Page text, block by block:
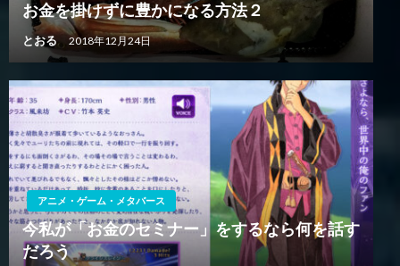
お金を掛けずに豊かになる方法２
とおる 2018年12月24日
アニメ・ゲーム・メタバース
今私が「お金のセミナー」をするなら何を話す
だろう